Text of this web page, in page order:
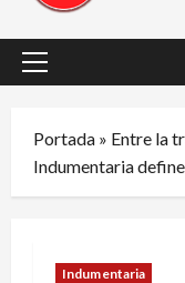
Menú
Portada » Entre la
Indumentaria
Indumentaria